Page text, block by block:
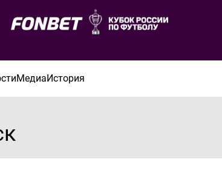
МедиаИстория